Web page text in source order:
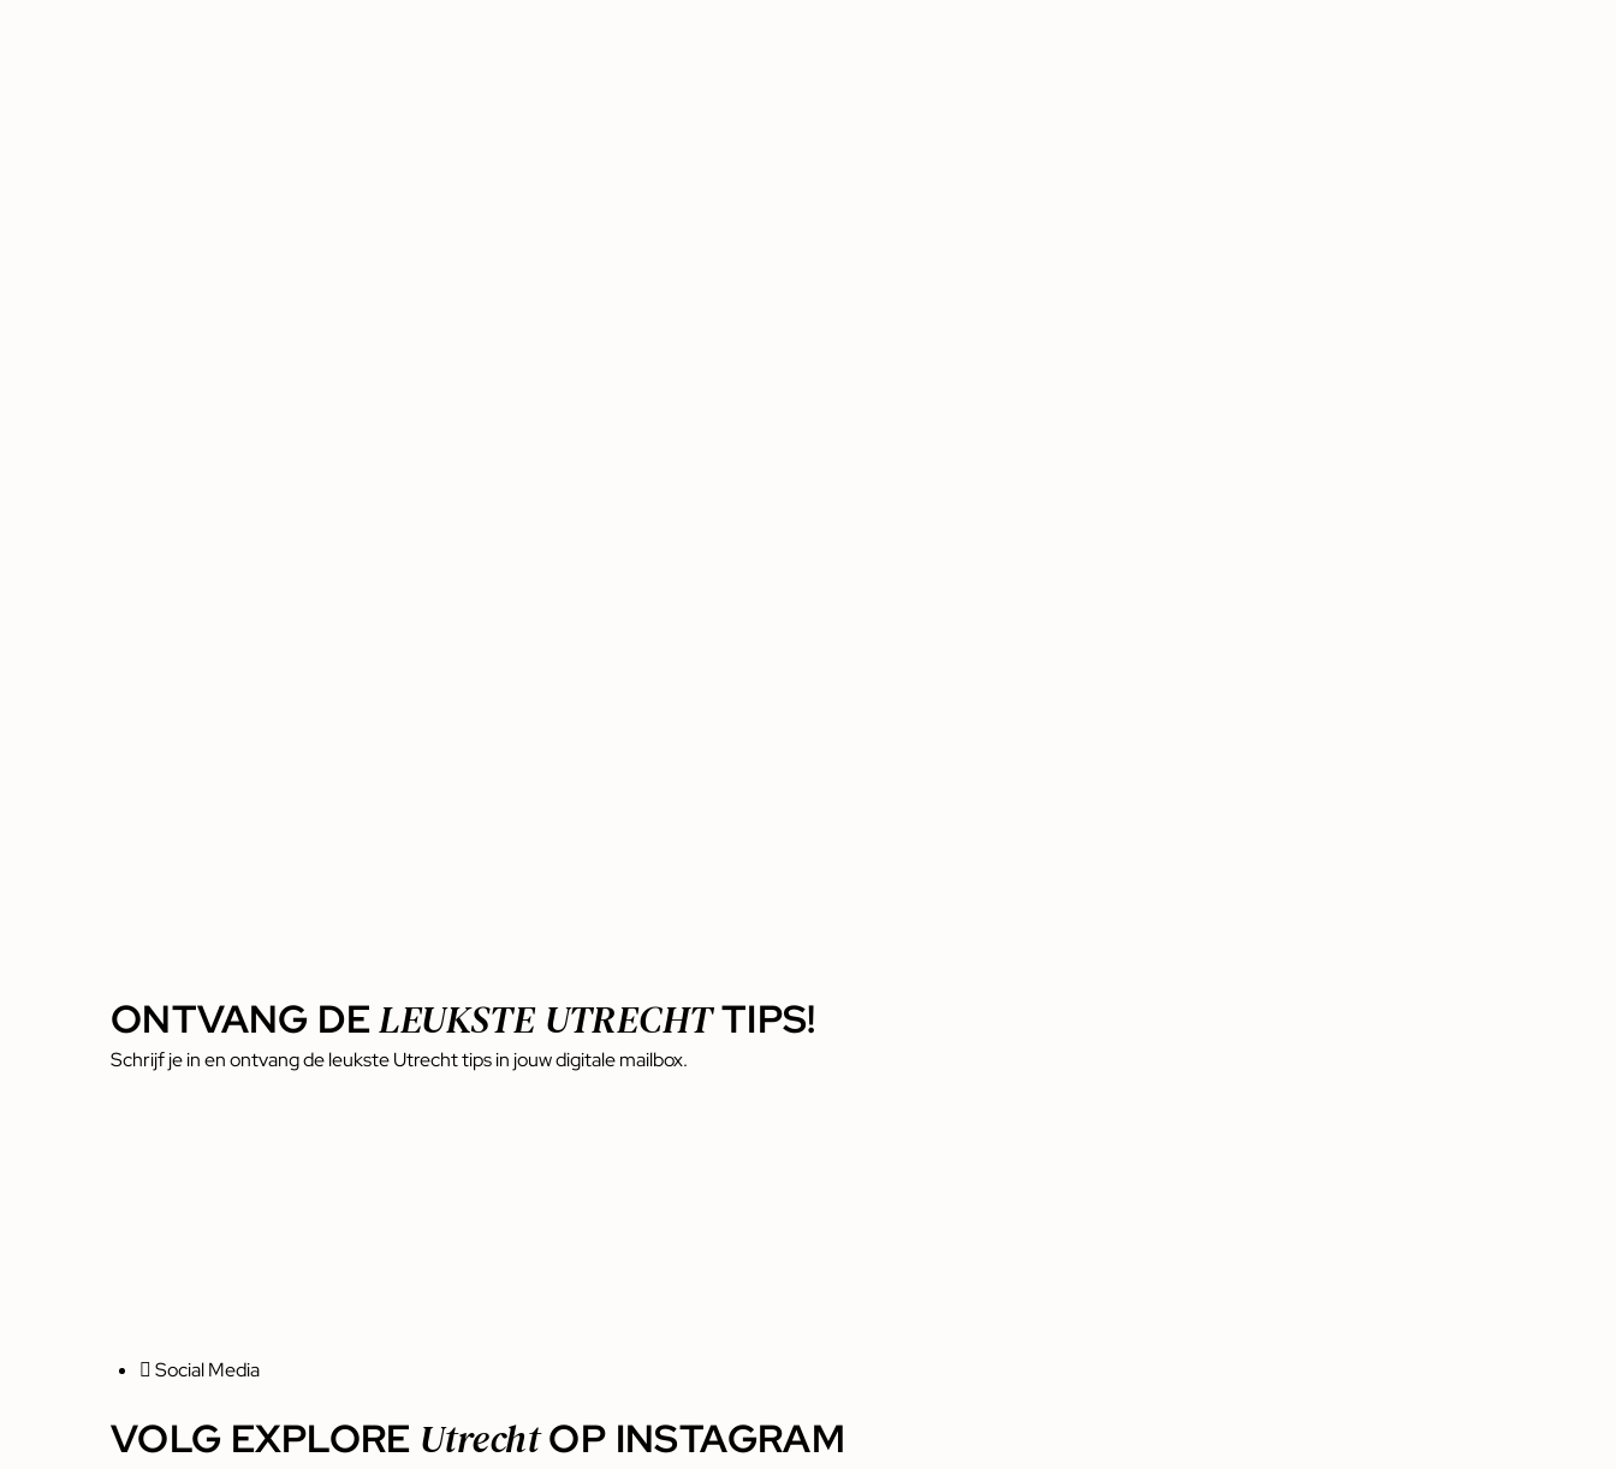
ONTVANG DELEUKSTE UTRECHTTIPS!
Schrijf je in en ontvang de leukste Utrecht tips in jouw digitale mailbox.
Social Media
VOLG EXPLORE UtrechtOP INSTAGRAM